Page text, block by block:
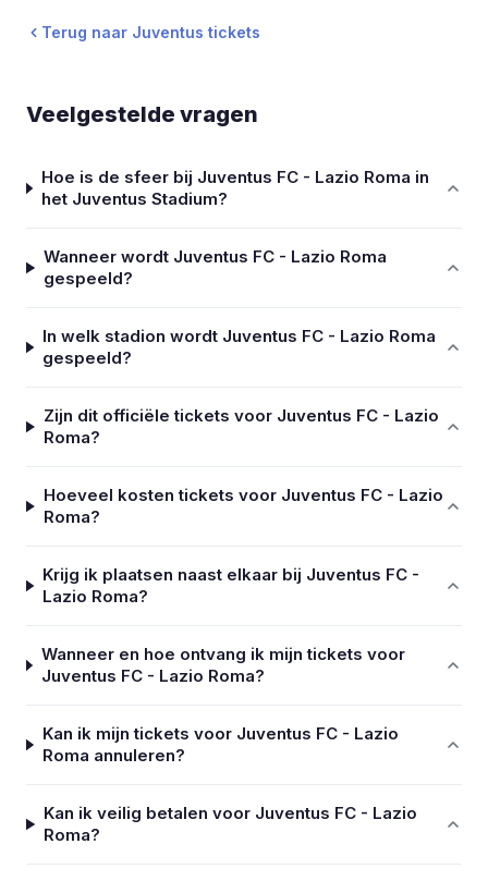
Terug naar Juventus tickets
Veelgestelde vragen
Hoe is de sfeer bij Juventus FC - Lazio Roma in
het Juventus Stadium?
Wanneer wordt Juventus FC - Lazio Roma
gespeeld?
In welk stadion wordt Juventus FC - Lazio Roma
gespeeld?
Zijn dit officiële tickets voor Juventus FC - Lazio
Roma?
Hoeveel kosten tickets voor Juventus FC - Lazio
Roma?
Krijg ik plaatsen naast elkaar bij Juventus FC -
Lazio Roma?
Wanneer en hoe ontvang ik mijn tickets voor
Juventus FC - Lazio Roma?
Kan ik mijn tickets voor Juventus FC - Lazio
Roma annuleren?
Kan ik veilig betalen voor Juventus FC - Lazio
Roma?